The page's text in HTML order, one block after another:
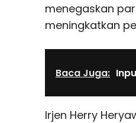
menegaskan
meningkatkan
Baca Juga:
Irjen Herry